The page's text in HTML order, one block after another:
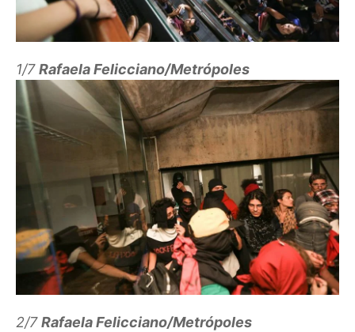
1/7Rafaela Felicciano/Metrópoles
2/7Rafaela Felicciano/Metrópoles